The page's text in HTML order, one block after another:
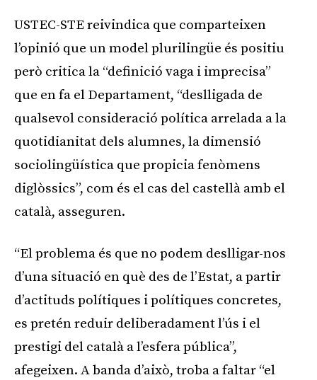
USTEC-STE reivindica que comparteixen
l’opinió que un model plurilingüe és positiu
però critica la “definició vaga i imprecisa”
que en fa el Departament, “deslligada de
qualsevol consideració política arrelada a la
quotidianitat dels alumnes, la dimensió
sociolingüística que propicia fenòmens
diglòssics”, com és el cas del castellà amb el
català, asseguren.
“El problema és que no podem deslligar-nos
d’una situació en què des de l’Estat, a partir
d’actituds polítiques i polítiques concretes,
es pretén reduir deliberadament l’ús i el
prestigi del català a l’esfera pública”,
afegeixen. A banda d’això, troba a faltar “el